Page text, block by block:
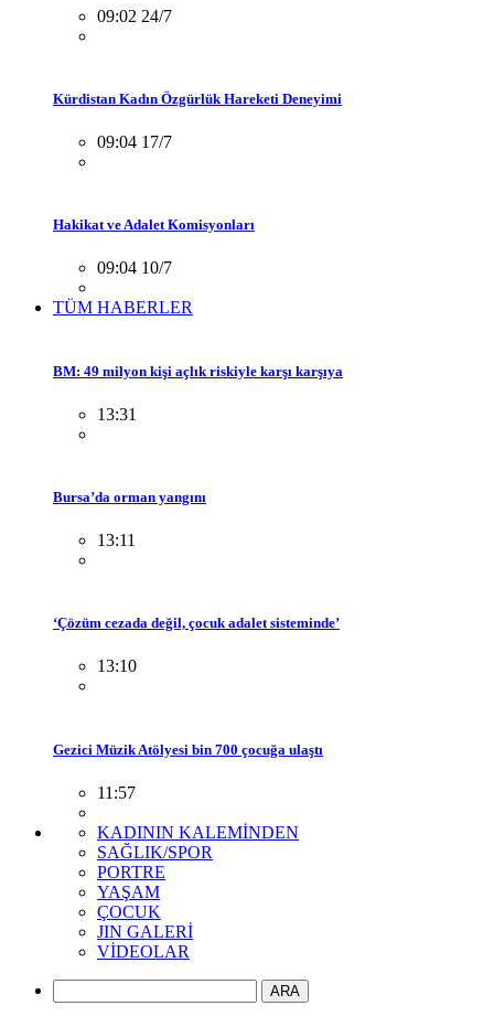
09:02 24/7
Kürdistan Kadın Özgürlük Hareketi Deneyimi
09:04 17/7
Hakikat ve Adalet Komisyonları
09:04 10/7
TÜM HABERLER
BM: 49 milyon kişi açlık riskiyle karşı karşıya
13:31
Bursa’da orman yangını
13:11
‘Çözüm cezada değil, çocuk adalet sisteminde’
13:10
Gezici Müzik Atölyesi bin 700 çocuğa ulaştı
11:57
KADININ KALEMİNDEN
SAĞLIK/SPOR
PORTRE
YAŞAM
ÇOCUK
JIN GALERİ
VİDEOLAR
ARA